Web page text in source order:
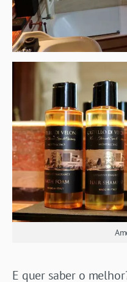
E quer saber o